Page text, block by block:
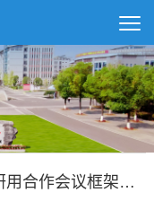
我校获批2023年教育部国际产学研用合作会议框架下中外导师联合培养研究生资格